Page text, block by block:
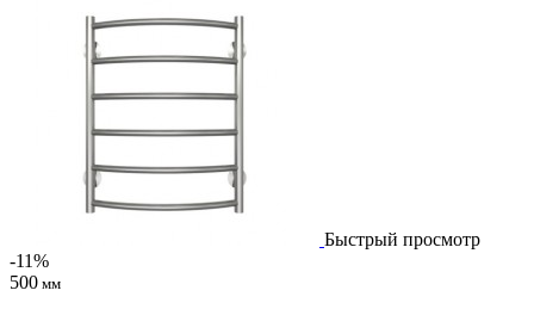
Быстрый просмотр
-11%
500 мм